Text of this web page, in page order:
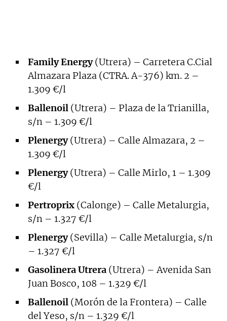
Family Energy(Utrera) – Carretera C.Cial
Almazara Plaza (CTRA. A-376) km. 2 –
1.309 €/l
Ballenoil (Utrera) – Plaza de la Trianilla,
s/n – 1.309 €/l
Plenergy(Utrera) – Calle Almazara, 2 –
1.309 €/l
Plenergy(Utrera) – Calle Mirlo, 1 – 1.309
€/l
Pertroprix (Calonge) – Calle Metalurgia,
s/n – 1.327 €/l
Plenergy(Sevilla) – Calle Metalurgia, s/n
– 1.327 €/l
Gasolinera Utrera (Utrera) – Avenida San
Juan Bosco, 108 – 1.329 €/l
Ballenoil (Morón de la Frontera) – Calle
del Yeso, s/n – 1.329 €/l